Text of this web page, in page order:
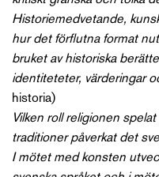
Historiemedvetande,
hur det förflutna format
bruket av historiska
identiteteter, värderingar
historia)
Vilken roll religionen
traditioner påverkat det
I mötet med konsten